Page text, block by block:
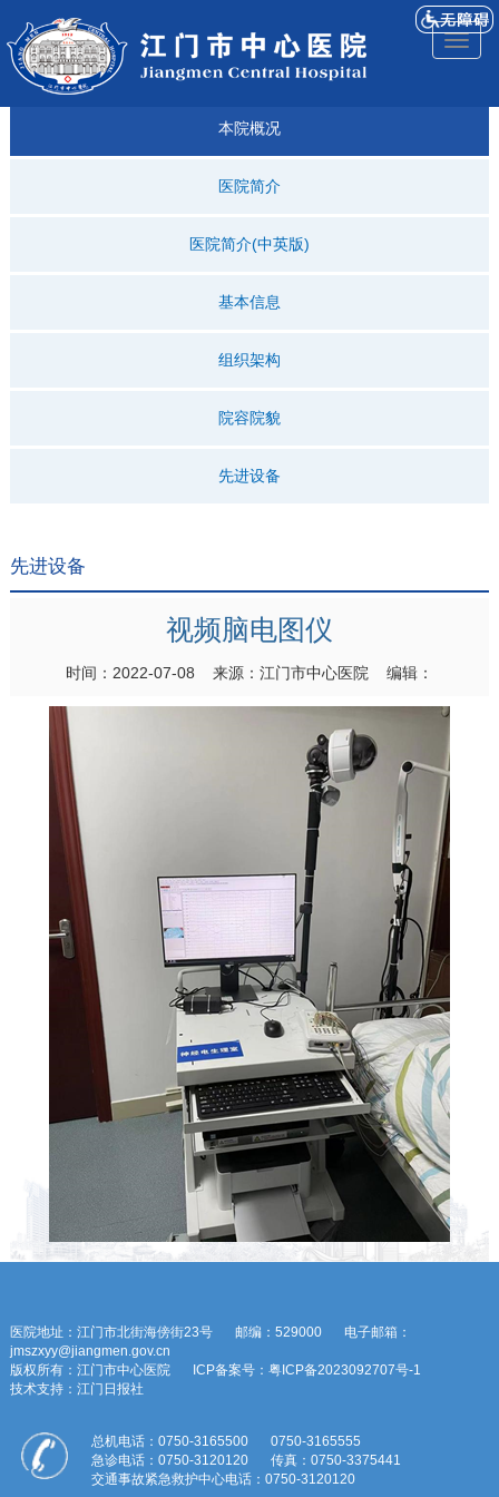
医院
简介
来院
导航
就诊
指引
专科
建设
仁济
科普
人才
招聘
仁济
医院
视频
本院概况
医院简介
医院简介(中英版)
基本信息
组织架构
院容院貌
先进设备
先进设备
视频脑电图仪
时间：2022-07-08 来源：江门市中心医院 编辑：
医院地址：江门市北街海傍街23号 邮编：529000
电子邮箱：
jmszxyy@jiangmen.gov.cn
版权所有：江门市中心医院
ICP备案号：粤ICP备2023092707号-1
技术支持：江门日报社
总机电话：0750-3165500
0750-3165555
急诊电话：0750-3120120
传真：0750-3375441
交通事故紧急救护中心电话：0750-3120120